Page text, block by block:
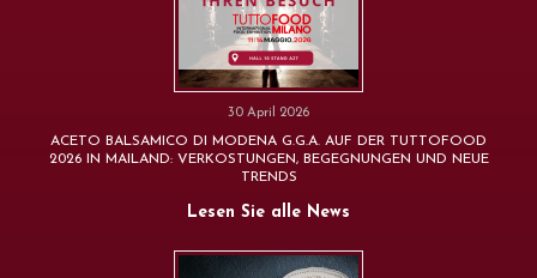
30 April 2026
ACETO BALSAMICO DI MODENA G.G.A. AUF DER TUTTOFOOD
2026 IN MAILAND: VERKOSTUNGEN, BEGEGNUNGEN UND NEUE
TRENDS
Lesen Sie alle News